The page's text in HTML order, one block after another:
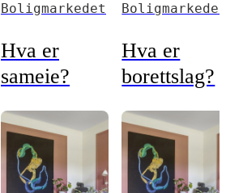
Boligmarkedet
Hva er
sameie?
Hva er
borettslag?